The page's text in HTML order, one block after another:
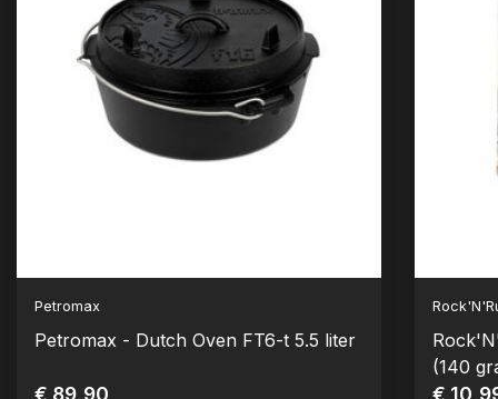
Petromax
Petromax - Dutch Oven FT6-t 5.5 liter
€ 89,90
(140
€